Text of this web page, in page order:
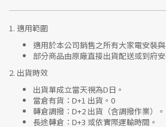
1. 適用範圍
適用於本公司銷售之所有大家電安裝
部分商品由原廠直接出貨配送或到府
2. 出貨時效
出貨單成立當天視為D日。
當倉有貨： D+1 出貨。0
轉倉調撥： D+2 出貨（含調撥作業）。
長途轉倉： D+3 或依實際運輸時間。